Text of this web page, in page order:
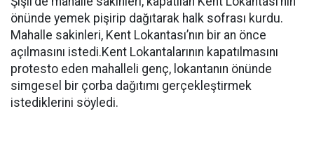
önünde yemek pişirip dağıtarak halk sofrası kurdu.
Mahalle sakinleri, Kent Lokantası’nın bir an önce
açılmasını istedi.Kent Lokantalarının kapatılmasını
protesto eden mahalleli genç, lokantanın önünde
simgesel bir çorba dağıtımı gerçekleştirmek
istediklerini söyledi.